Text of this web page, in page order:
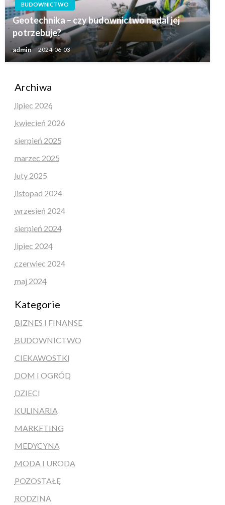
BUDOWNICTWO
Geotechnika – czy budownictwo nadal jej
potrzebuje?
admin 2024-06-03
Archiwa
lipiec 2026
kwiecień 2026
sierpień 2025
marzec 2025
luty 2025
listopad 2024
wrzesień 2024
sierpień 2024
lipiec 2024
czerwiec 2024
maj 2024
Kategorie
BIZNES I FINANSE
BUDOWNICTWO
CIEKAWOSTKI
DOM I OGRÓD
DZIECI
KULINARIA
MARKETING
MEDYCYNA
MODA I URODA
POZOSTAŁE
RODZINA